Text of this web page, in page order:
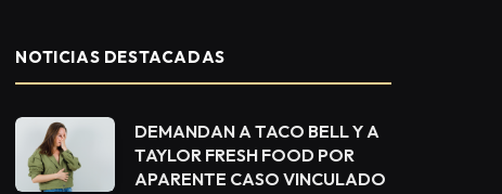
NOTICIAS DESTACADAS
DEMANDAN A TACO BELL Y A
TAYLOR FRESH FOOD POR
APARENTE CASO VINCULADO